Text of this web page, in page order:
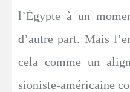
l’Égypte à un
d’autre part. Mais
cela comme un
sioniste-américaine